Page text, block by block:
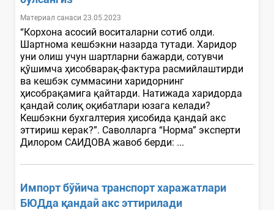
Материал санаси 23.05.2023
“Корхона асосий воситаларни сотиб олди.
Шартнома кешбэкни назарда тутади. Харидор
уни олиш учун шартларни бажарди, сотувчи
қўшимча ҳисобварақ-фактура расмийлаштирди
ва кешбэк суммасини харидорнинг
ҳисобрақамига қайтарди. Натижада харидорда
қандай солиқ оқибатлари юзага келади?
Кешбэкни бухгалтерия ҳисобида қандай акс
эттириш керак?”. Саволларга “Норма” эксперти
Дилором САИДОВА жавоб берди: ...
Импорт бўйича транспорт харажатлари
БЮДда қандай акс эттирилади